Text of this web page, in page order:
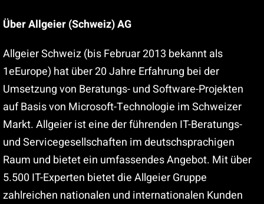
Über Allgeier(Schweiz) AG
Allgeier Schweiz (bis Februar 2013 bekannt als
1eEurope) hat über 20 Jahre Erfahrung bei der
Umsetzung von Beratungs- und Software-Projekten
auf Basis von Microsoft-Technologie im Schweizer
Markt. Allgeier ist eine der führenden IT-Beratungs-
und Servicegesellschaften im deutschsprachigen
Raum und bietet ein umfassendes Angebot. Mit über
5.500 IT-Experten bietet die Allgeier Gruppe
zahlreichen nationalen und internationalen Kunden